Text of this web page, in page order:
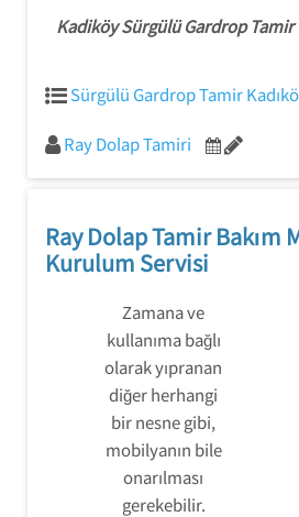
Kadiköy Sürgülü Gardrop Tamir
Sürgülü Gardrop Tamir
Ray Dolap Tamiri
Ray Dolap Tamir Bakım
Kurulum Servisi
Zamana ve
kullanıma bağlı
olarak yıpranan
diğer herhangi
bir nesne gibi,
mobilyanın bile
onarılması
gerekebilir.